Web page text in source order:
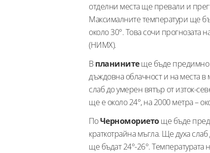
отделни места ще превали и
Максималните температури ще
около 30°. Това сочи прогнозата
(НИМХ).
Впланинитеще бъде предимно
дъждовна облачност и на места
слаб до умерен вятър от изток-
ще е около 24°, на 2000 метра –
ПоЧерномориетоще бъде
краткотрайна мъгла. Ще духа
ще бъдат 24°-26°.